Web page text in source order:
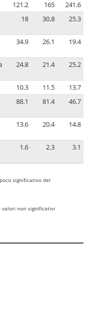
121.2 165
241.6
18 30.8 25.3
34.9 26.1 19.4
24.8 21.4 25.2
10.3 11.5
13.7
88.1 81.4 46.7
13.6 20.4 14.8
1.6 2.3 3.1
significativo del
valori non significativi